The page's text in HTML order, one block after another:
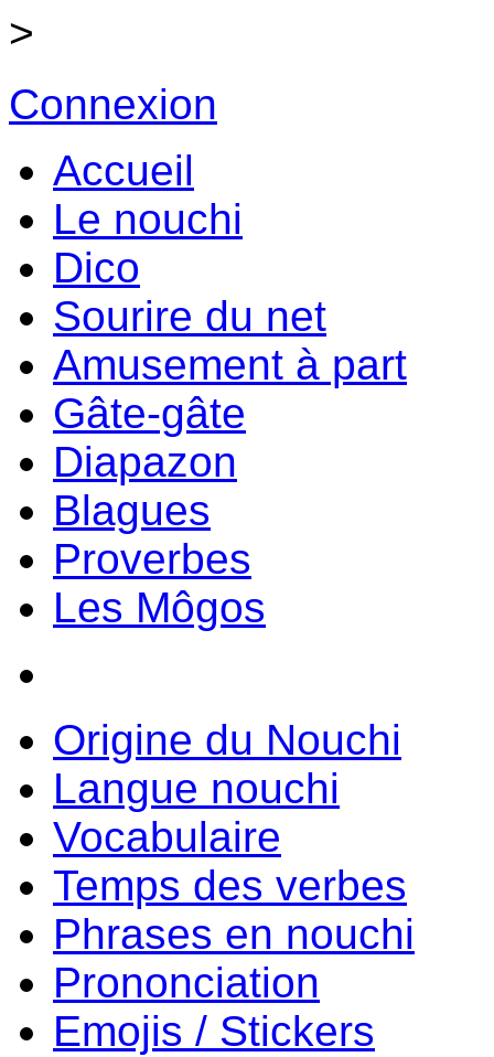
>
Connexion
Accueil
Le nouchi
Dico
Sourire du net
Amusement à part
Gâte-gâte
Diapazon
Blagues
Proverbes
Les Môgos
Origine du Nouchi
Langue nouchi
Vocabulaire
Temps des verbes
Phrases en nouchi
Prononciation
Emojis / Stickers